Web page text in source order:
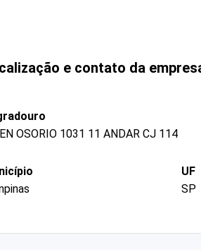
e contato da
OSORIO 1031 11 ANDAR CJ 114
UF
SP